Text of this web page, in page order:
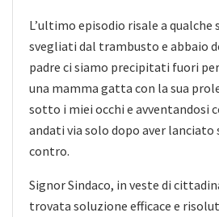
L’ultimo episodio risale a qualche
svegliati dal trambusto e abbaio
padre ci siamo precipitati fuori
una mamma gatta con la sua
sotto i miei occhi e avventandosi
andati via solo dopo aver lanciato
contro.
Signor Sindaco, in veste di
trovata soluzione efficace e